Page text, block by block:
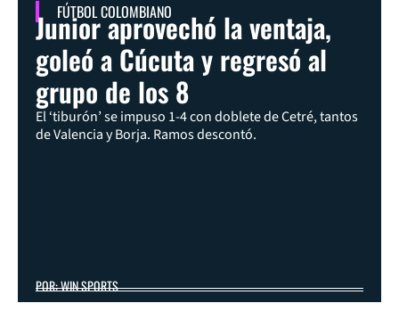
FÚTBOL COLOMBIANO
Junior aprovechó la ventaja,
goleó a Cúcuta y regresó al
grupo de los 8
El ‘tiburón’ se impuso 1-4 con doblete de Cetré, tantos
de Valencia y Borja. Ramos descontó.
POR: WIN SPORTS